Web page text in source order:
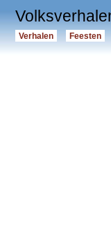
Verhalen Feesten